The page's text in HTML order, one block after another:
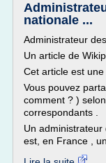
nationale ...
Administrateur
Un article de
Cet article est une
Vous pouvez
comment ? )
correspondants .
Un
est, en France ,